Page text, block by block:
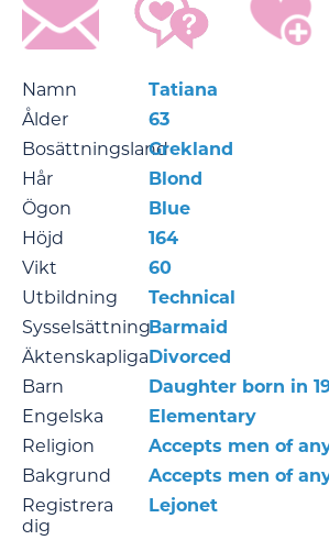
Namn
Tatiana
Ålder
63
BosättningslandGrekland
Hår
Blond
Ögon
Blue
Höjd
164
Vikt
60
Utbildning
Technical
SysselsättningBarmaid
ÄktenskapligaDivorced
Barn
Daughter born in
Engelska
Elementary
Religion
Accepts men of
Bakgrund
Accepts men of
Registrera
dig
Lejonet